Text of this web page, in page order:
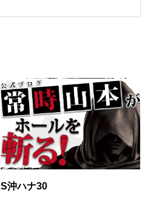
グランドオープン
S沖ハナ30